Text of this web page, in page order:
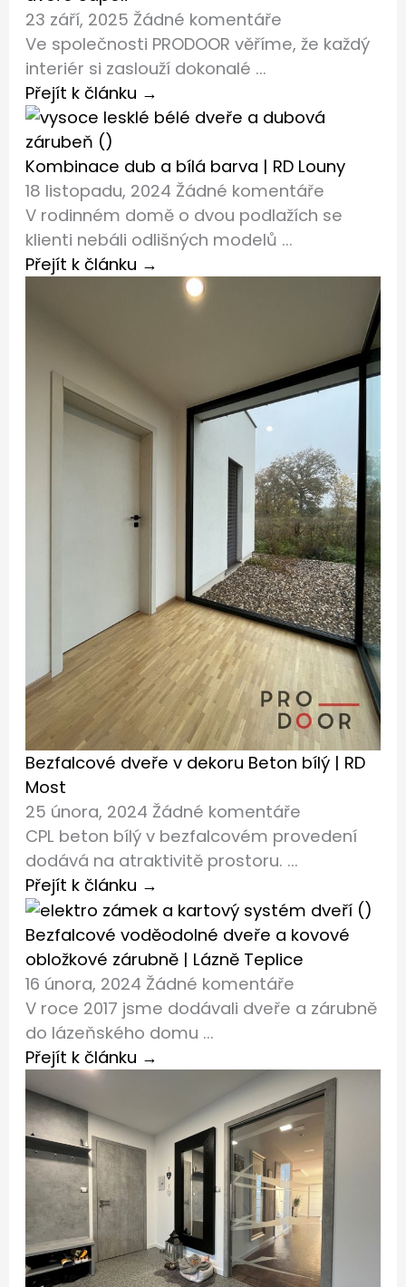
23 září, 2025 Žádné komentáře
Ve společnosti PRODOOR věříme, že každý
interiér si zaslouží dokonalé ...
Přejít k článku →
Kombinace dub a bílá barva | RD Louny
18 listopadu, 2024 Žádné komentáře
V rodinném domě o dvou podlažích se
klienti nebáli odlišných modelů ...
Přejít k článku →
Bezfalcové dveře v dekoru Beton bílý | RD
Most
25 února, 2024 Žádné komentáře
CPL beton bílý v bezfalcovém provedení
dodává na atraktivitě prostoru. ...
Přejít k článku →
Bezfalcové voděodolné dveře a kovové
obložkové zárubně | Lázně Teplice
16 února, 2024 Žádné komentáře
V roce 2017 jsme dodávali dveře a zárubně
do lázeňského domu ...
Přejít k článku →